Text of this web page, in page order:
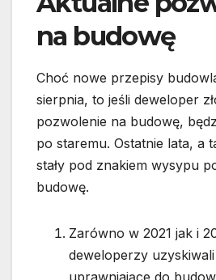
na budowę
Choć nowe przepisy
sierpnia, to jeśli deweloper
pozwolenie na budowę,
po staremu. Ostatnie lata, a
stały pod znakiem wysypu
budowę.
Zarówno w 2021 jak i
deweloperzy